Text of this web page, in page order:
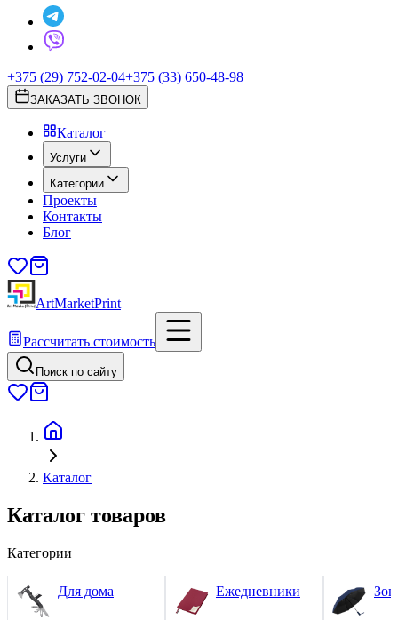
+375 (29) 752-02-04+375 (33) 650-48-98
ЗАКАЗАТЬ ЗВОНОК
Каталог
Услуги
Категории
Проекты
Контакты
Блог
ArtMarketPrint
Рассчитать стоимость
Поиск по сайту
Каталог
Каталог товаров
Категории
Для дома Ежедневники